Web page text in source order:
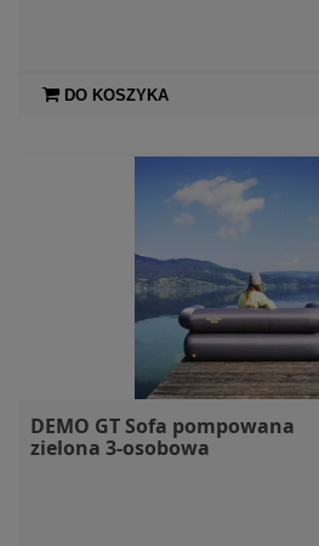
DO KOSZYKA
DEMO GT Sofa pompowana
zielona 3-osobowa